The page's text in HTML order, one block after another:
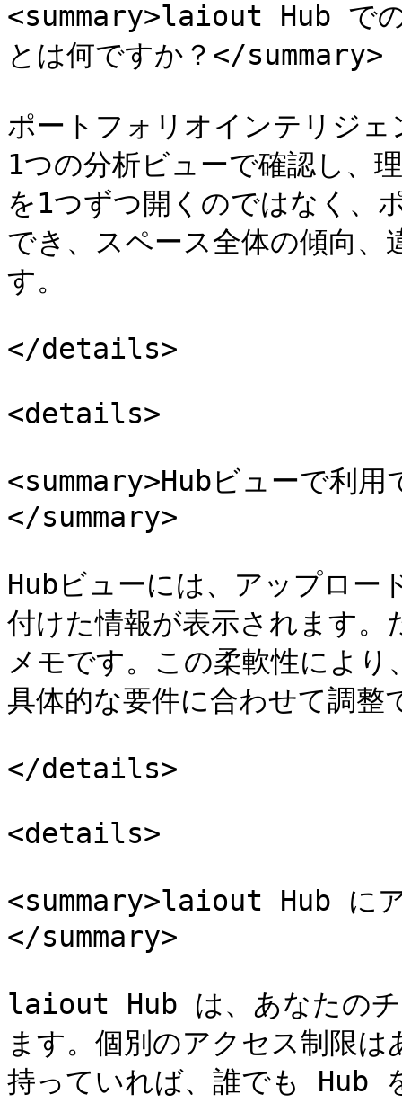
<summary>laiout Hub での
とは何ですか？</summary>
ポートフォリオインテリジ
1つの分析ビューで確認し、
を1つずつ開くのではなく、
でき、スペース全体の傾向
す。
</details>
<details>
<summary>Hubビューで利
</summary>
Hubビューには、アップロー
付けた情報が表示されます。
メモです。この柔軟性によ
具体的な要件に合わせて調整
</details>
<details>
<summary>laiout Hub にア
</summary>
laiout Hub は、あなたのチ
ます。個別のアクセス制限
持っていれば、誰でも Hub